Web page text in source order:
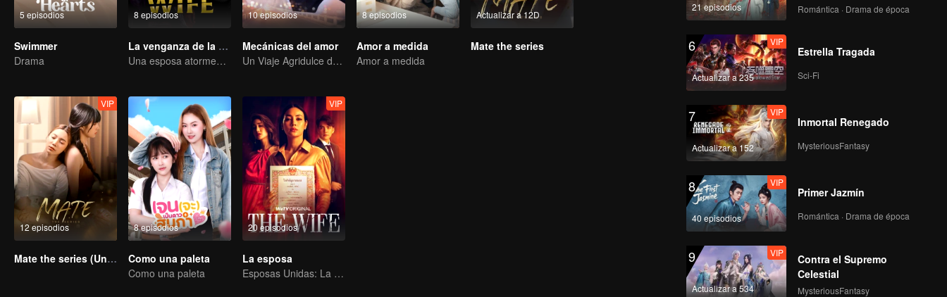
5 episodios
Swimmer
Drama
8 episodios
La venganza de la esposa no deseada
Una esposa atormentada guarda silencio, pero su venganza nunca cesa.
10 episodios
Mecánicas del amor
Un Viaje Agridulce de Amor
8 episodios
Amor a medida
Amor a medida
Actualizar a 12D
Mate the series
12 episodios
VIP
Mate the series (Uncut Ver.)
8 episodios
Como una paleta
Como una paleta
20 episodios
VIP
La esposa
Esposas Unidas: La Contraofensiva
21 episodios Romántica · Drama de época
6
Actualizar a 235
VIP
Estrella Tragada
Sci-Fi
7
Actualizar a 152
VIP
Inmortal Renegado
MysteriousFantasy
8
40 episodios
VIP
Primer Jazmín
Romántica · Drama de época
9
Actualizar a 534
VIP
Contra el Supremo
Celestial
MysteriousFantasy